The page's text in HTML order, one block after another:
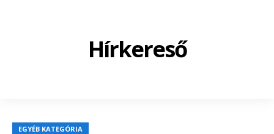
Hírkereső
EGYÉB KATEGÓRIA